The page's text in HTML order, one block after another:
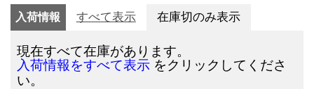
入荷情報 すべて表示 在庫切のみ表示
現在すべて在庫があります。
入荷情報をすべて表示 をクリックしてくださ
い。